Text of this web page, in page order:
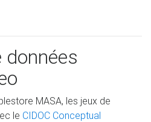
données
MASA, les jeux de
le CIDOC Conceptual